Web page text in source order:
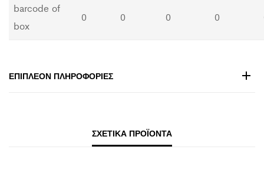
barcode of
box
0 0 0 0
ΕΠΙΠΛΈΟΝ ΠΛΗΡΟΦΟΡΊΕΣ
ΣΧΕΤΙΚΆ ΠΡΟΪΌΝΤΑ